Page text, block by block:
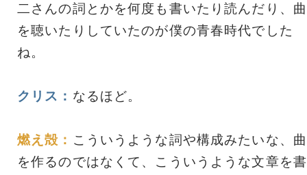
二さんの詞とかを何度も書いたり読んだり、曲
を聴いたりしていたのが僕の青春時代でした
ね。
クリス： なるほど。
燃え殻： こういうような詞や構成みたいな、曲
を作るのではなくて、こういうような文章を書